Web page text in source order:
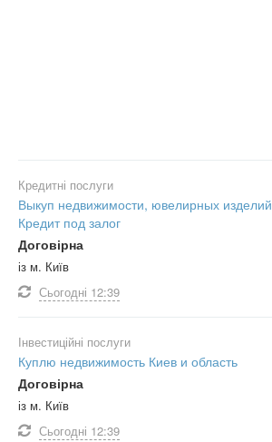
Кредитні послуги
Выкуп недвижимости, ювелирных изделий
Кредит под залог
Договірна
із м. Київ
Сьогодні 12:39
Інвестиційні послуги
Куплю недвижимость Киев и область
Договірна
із м. Київ
Сьогодні 12:39